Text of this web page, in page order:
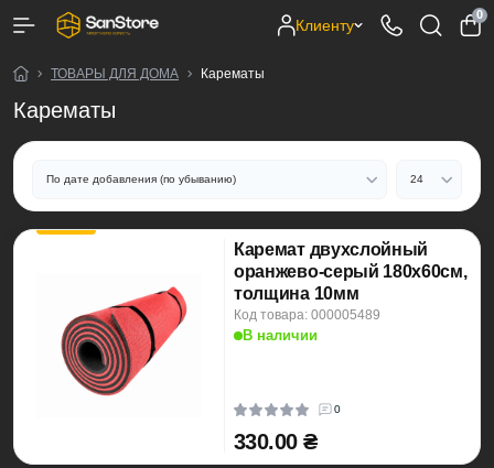
Клиенту
0
ТОВАРЫ ДЛЯ ДОМА Карематы
Карематы
Каремат двухслойный
оранжево-серый 180х60см,
толщина 10мм
Код товара: 000005489
В наличии
0
330.00 ₴